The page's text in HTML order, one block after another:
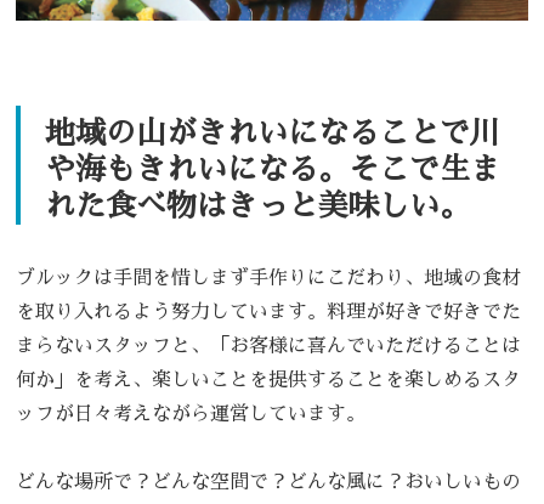
地域の山がきれいになることで川
や海もきれいになる。そこで生ま
れた食べ物はきっと美味しい。
ブルックは手間を惜しまず手作りにこだわり、地域の食材
を取り入れるよう努力しています。料理が好きで好きでた
まらないスタッフと、「お客様に喜んでいただけることは
何か」を考え、楽しいことを提供することを楽しめるスタ
ッフが日々考えながら運営しています。
どんな場所で？どんな空間で？どんな風に？おいしいもの